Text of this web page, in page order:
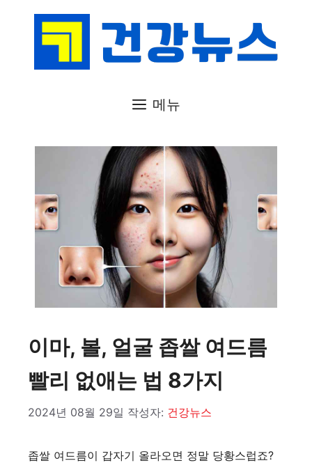
메뉴
이마, 볼, 얼굴 좁쌀 여드름
빨리 없애는 법 8가지
2024년 08월 29일 작성자: 건강뉴스
좁쌀 여드름이 갑자기 올라오면 정말 당황스럽죠?